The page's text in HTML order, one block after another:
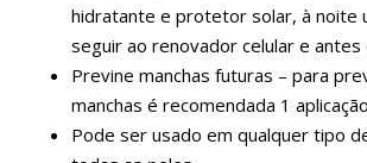
hidratante e protetor solar, à noite
seguir ao renovador celular e
Previne manchas futuras – para
manchas é recomendada 1
Pode ser usado em qualquer tipo